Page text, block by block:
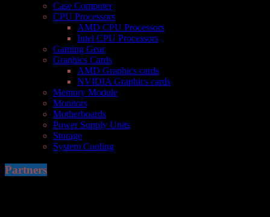
Case Computer
CPU Processors
AMD CPU Processors
Intel CPU Processors
Gaming Gear
Graphics Cards
AMD Graphics cards
NVIDIA Graphics cards
Memory Module
Monitors
Motherboards
Power Supply Units
Storage
System Cooling
Partners